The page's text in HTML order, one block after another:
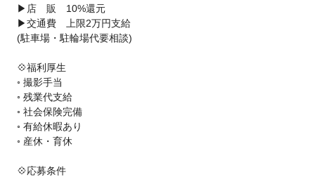
▶店 販 10%還元
▶交通費 上限2万円支給
(駐車場・駐輪場代要相談)
💠福利厚生
◦ 撮影手当
◦ 残業代支給
◦ 社会保険完備
◦ 有給休暇あり
◦ 産休・育休
💠応募条件